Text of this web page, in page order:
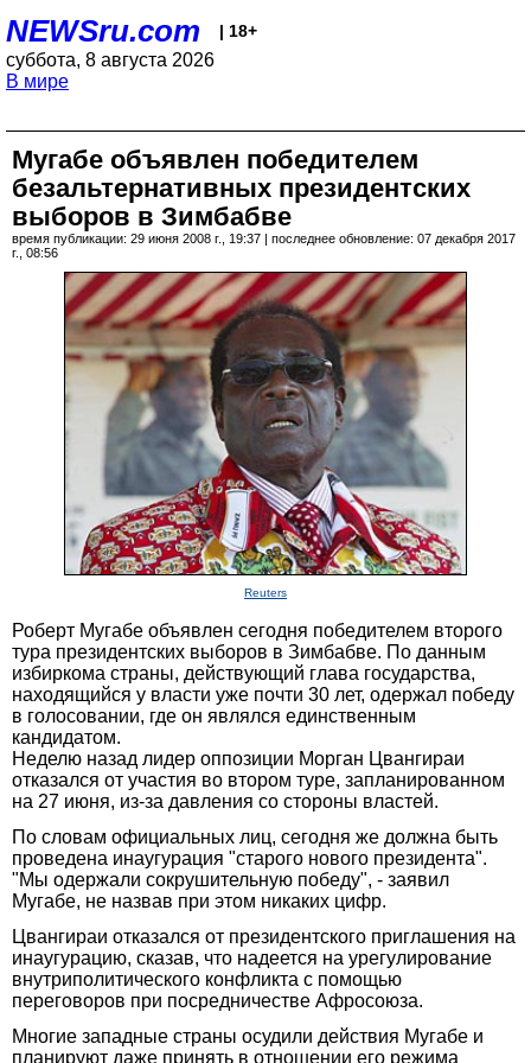
NEWSru.com | 18+
суббота, 8 августа 2026
В мире
Мугабе объявлен победителем
безальтернативных президентских
выборов в Зимбабве
время публикации: 29 июня 2008 г., 19:37 | последнее обновление: 07 декабря 2017
г., 08:56
Reuters
Роберт Мугабе объявлен сегодня победителем второго
тура президентских выборов в Зимбабве. По данным
избиркома страны, действующий глава государства,
находящийся у власти уже почти 30 лет, одержал победу
в голосовании, где он являлся единственным
кандидатом.
Неделю назад лидер оппозиции Морган Цвангираи
отказался от участия во втором туре, запланированном
на 27 июня, из-за давления со стороны властей.
По словам официальных лиц, сегодня же должна быть
проведена инаугурация "старого нового президента".
"Мы одержали сокрушительную победу", - заявил
Мугабе, не назвав при этом никаких цифр.
Цвангираи отказался от президентского приглашения на
инаугурацию, сказав, что надеется на урегулирование
внутриполитического конфликта с помощью
переговоров при посредничестве Афросоюза.
Многие западные страны осудили действия Мугабе и
планируют даже принять в отношении его режима